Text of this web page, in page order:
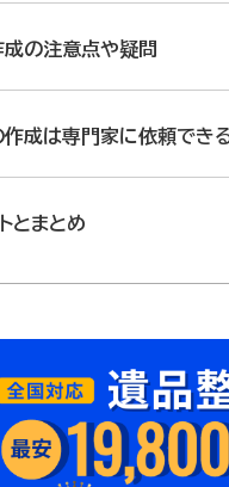
の注意点や疑問
成は専門家に依頼でき
とまとめ